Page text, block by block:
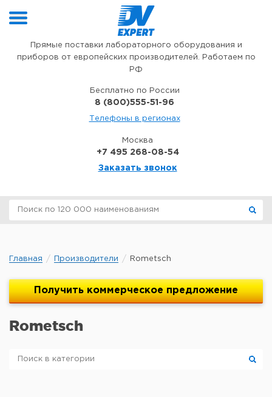
Прямые поставки лабораторного оборудования и
приборов от европейских производителей. Работаем по
РФ
Бесплатно по России
8 (800)555-51-96
Телефоны в регионах
Москва
+7 495 268-08-54
Заказать звонок
Главная Производители Rometsch
Получить коммерческое предложение
Rometsch